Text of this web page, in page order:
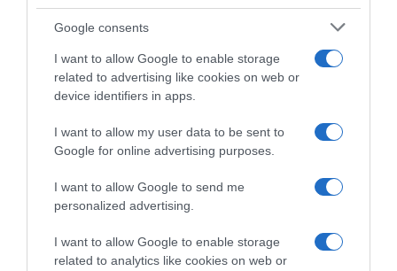
Google consents
I want to allow Google to enable storage
related to advertising like cookies on web or
device identifiers in apps.
I want to allow my user data to be sent to
Google for online advertising purposes.
I want to allow Google to send me
personalized advertising.
I want to allow Google to enable storage
related to analytics like cookies on web or
Η σορός θα τεθεί σε λαϊκό προσκύνημα πριν την
11.02.2025 - 15:00